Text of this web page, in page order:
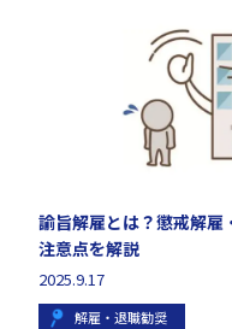
諭旨解雇とは？懲戒解雇
注意点を解説
2025.9.17
解雇・退職勧奨